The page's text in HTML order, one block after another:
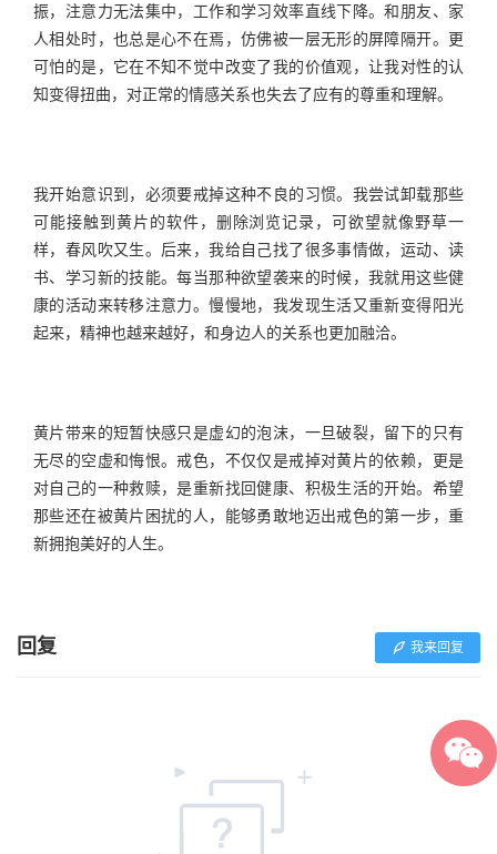
振，注意力无法集中，工作和学习效率直线下降。和朋友、家
人相处时，也总是心不在焉，仿佛被一层无形的屏障隔开。更
可怕的是，它在不知不觉中改变了我的价值观，让我对性的认
知变得扭曲，对正常的情感关系也失去了应有的尊重和理解。
我开始意识到，必须要戒掉这种不良的习惯。我尝试卸载那些
可能接触到黄片的软件，删除浏览记录，可欲望就像野草一
样，春风吹又生。后来，我给自己找了很多事情做，运动、读
书、学习新的技能。每当那种欲望袭来的时候，我就用这些健
康的活动来转移注意力。慢慢地，我发现生活又重新变得阳光
起来，精神也越来越好，和身边人的关系也更加融洽。
黄片带来的短暂快感只是虚幻的泡沫，一旦破裂，留下的只有
无尽的空虚和悔恨。戒色，不仅仅是戒掉对黄片的依赖，更是
对自己的一种救赎，是重新找回健康、积极生活的开始。希望
那些还在被黄片困扰的人，能够勇敢地迈出戒色的第一步，重
新拥抱美好的人生。
回复 我来回复